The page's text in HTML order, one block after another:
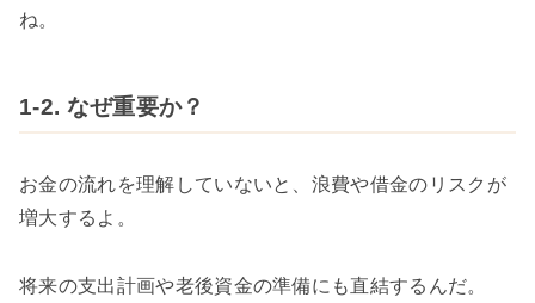
ね。
1-2. なぜ重要か？
お金の流れを理解していないと、浪費や借金のリスクが
増大するよ。
将来の支出計画や老後資金の準備にも直結するんだ。